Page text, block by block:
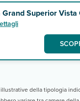
Grand Superior Vista
della tipologia